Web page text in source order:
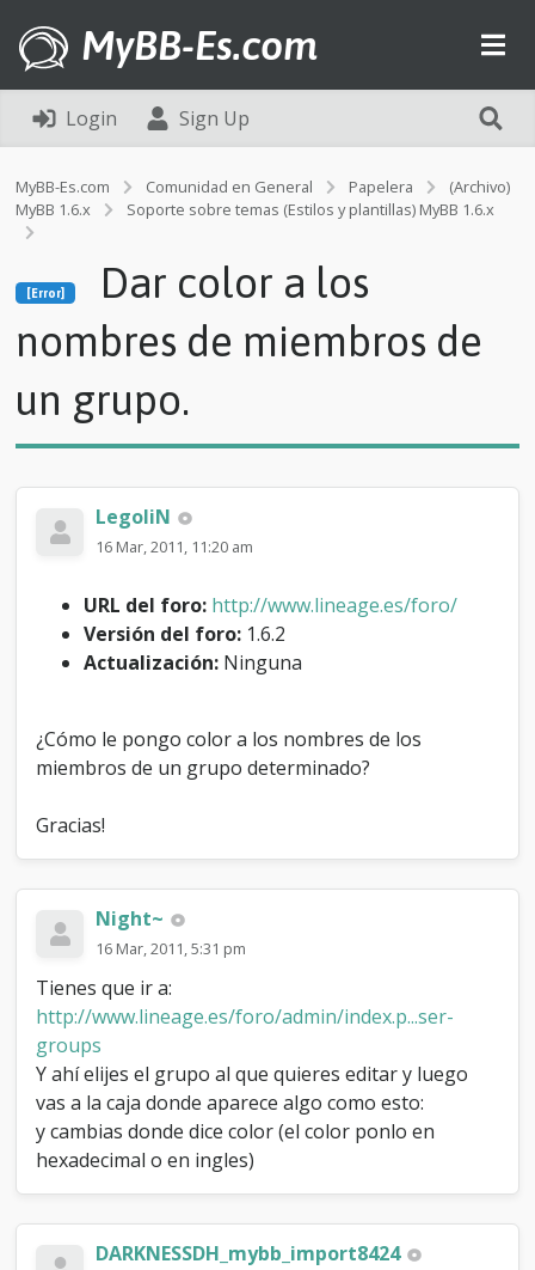
MyBB-Es.com
Login Sign Up
MyBB-Es.com Comunidad en General Papelera
(Archivo)
MyBB 1.6.x
Soporte sobre temas (Estilos y plantillas) MyBB 1.6.x
a
c
l
o
n
e
m
i
m
r
o
d
u
g
r
u
p
o
.
[Error]
Dar color a los
nombres de miembros de
un grupo.
LegoliN
16 Mar, 2011, 11:20 am
URL del foro: http://www.lineage.es/foro/
Versión del foro: 1.6.2
Actualización: Ninguna
¿Cómo le pongo color a los nombres de los
miembros de un grupo determinado?
Gracias!
Night~
16 Mar, 2011, 5:31 pm
Tienes que ir a:
http://www.lineage.es/foro/admin/index.p...ser-
groups
Y ahí elijes el grupo al que quieres editar y luego
vas a la caja donde aparece algo como esto:
y cambias donde dice color (el color ponlo en
hexadecimal o en ingles)
DARKNESSDH_mybb_import8424